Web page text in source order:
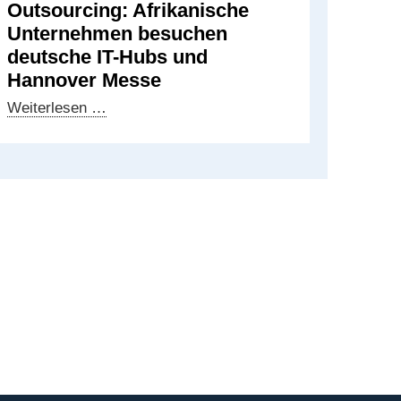
Outsourcing: Afrikanische
Unternehmen besuchen
deutsche IT-Hubs und
Hannover Messe
Weiterlesen …